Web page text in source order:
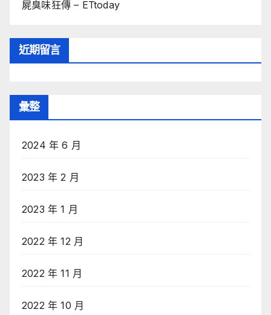
屍臭味狂傳 – ETtoday
近期留言
彙整
2024 年 6 月
2023 年 2 月
2023 年 1 月
2022 年 12 月
2022 年 11 月
2022 年 10 月